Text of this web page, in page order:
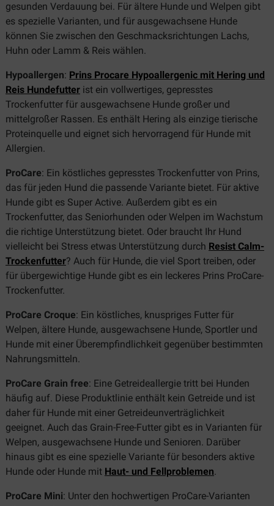
gesunden Verdauung bei. Für ältere Hunde und Welpen gibt
es spezielle Varianten, und für ausgewachsene Hunde
können Sie zwischen den Geschmacksrichtungen Lachs,
Huhn oder Lamm & Reis wählen.
Hypoallergen: Prins Procare Hypoallergenic mit Hering und
Reis Hundefutter ist ein vollwertiges, gepresstes
Trockenfutter für ausgewachsene Hunde großer und
mittelgroßer Rassen. Es enthält Hering als einzige tierische
Proteinquelle und eignet sich hervorragend für Hunde mit
Allergien.
ProCare: Ein köstliches gepresstes Trockenfutter von Prins,
das für jeden Hund die passende Variante bietet. Für aktive
Hunde gibt es Super Active. Außerdem gibt es ein
Trockenfutter, das Seniorhunden oder Welpen im Wachstum
die richtige Unterstützung bietet. Oder braucht Ihr Hund
vielleicht bei Stress etwas Unterstützung durch Resist Calm-
Trockenfutter? Auch für Hunde, die viel Sport treiben, oder
für übergewichtige Hunde gibt es ein leckeres Prins ProCare-
Trockenfutter.
ProCare Croque: Ein köstliches, knuspriges Futter für
Welpen, ältere Hunde, ausgewachsene Hunde, Sportler und
Hunde mit einer Überempfindlichkeit gegenüber bestimmten
Nahrungsmitteln.
ProCare Grain free: Eine Getreideallergie tritt bei Hunden
häufig auf. Diese Produktlinie enthält kein Getreide und ist
daher für Hunde mit einer Getreideunverträglichkeit
geeignet. Auch das Grain-Free-Futter gibt es in Varianten für
Welpen, ausgewachsene Hunde und Senioren. Darüber
hinaus gibt es eine spezielle Variante für besonders aktive
Hunde oder Hunde mit Haut- und Fellproblemen.
ProCare Mini: Unter den hochwertigen ProCare-Varianten